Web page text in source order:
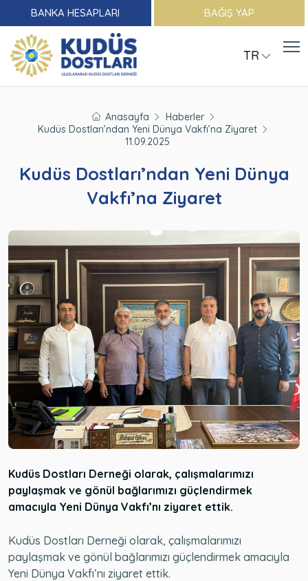
BANKA HESAPLARI BAĞIŞ YAP
TR
Anasayfa
Haberler
Kudüs Dostları’ndan Yeni Dünya Vakfı’na Ziyaret
11.09.2025
Kudüs Dostları’ndan Yeni Dünya
Vakfı’na Ziyaret
Kudüs Dostları Derneği olarak, çalışmalarımızı
paylaşmak ve gönül bağlarımızı güçlendirmek
amacıyla Yeni Dünya Vakfı’nı ziyaret ettik.
Kudüs Dostları Derneği olarak, çalışmalarımızı
paylaşmak ve gönül bağlarımızı güçlendirmek amacıyla
Yeni Dünya Vakfı’nı ziyaret ettik.